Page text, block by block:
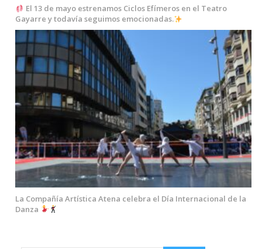
El 13 de mayo estrenamos Ciclos Efímeros en el Teatro
Gayarre y todavía seguimos emocionadas.
La Compañía Artística Atena celebra el Día Internacional de la
Danza